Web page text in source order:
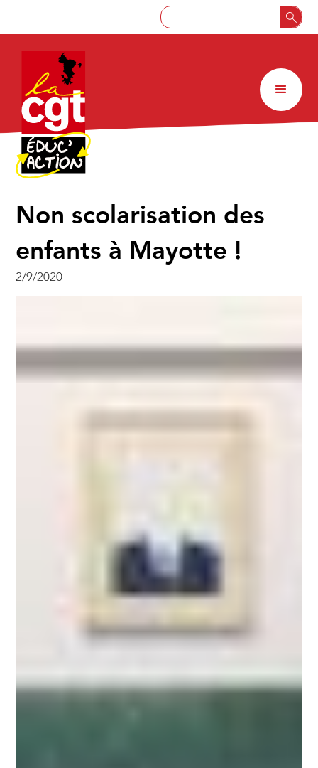
Non scolarisation des
enfants à Mayotte !
2/9/2020